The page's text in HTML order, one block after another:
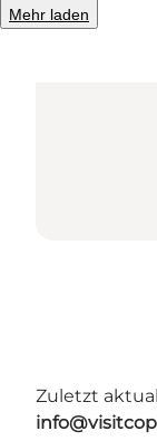
Mehr laden
Zuletzt